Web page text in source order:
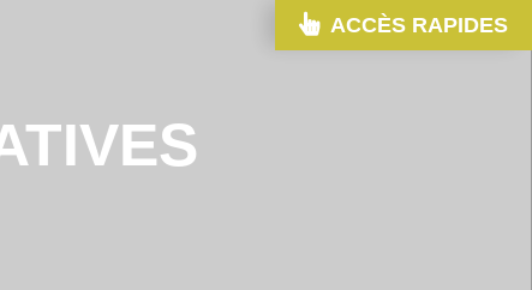
ACCÈS RAPIDES